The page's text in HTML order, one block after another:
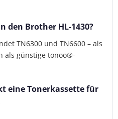
den Brother HL-1430?
TN6300 und TN6600 – als
als günstige tonoo®-
eine Tonerkassette für